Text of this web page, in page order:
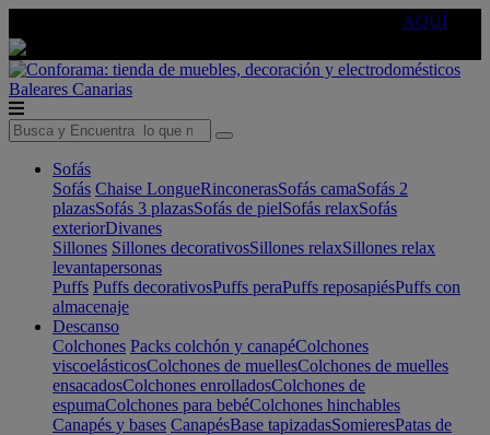
AQUÍ
Baleares Canarias
Sofás
Sofás Chaise LongueRinconerasSofás camaSofás 2
plazasSofás 3 plazasSofás de pielSofás relaxSofás
exteriorDivanes
Sillones Sillones decorativosSillones relaxSillones relax
levantapersonas
Puffs Puffs decorativosPuffs peraPuffs reposapiésPuffs con
almacenaje
Descanso
Colchones Packs colchón y canapéColchones
viscoelásticosColchones de muellesColchones de muelles
ensacadosColchones enrolladosColchones de
espumaColchones para bebéColchones hinchables
Canapés y bases CanapésBase tapizadasSomieresPatas de